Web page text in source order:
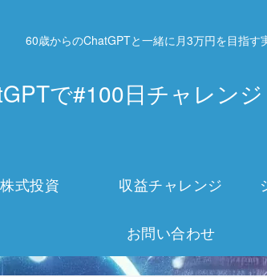
60歳からのChatGPTと一緒に月3万円を目指す
で#100日チャレン
株式投資 収益チャレンジ
お問い合わせ